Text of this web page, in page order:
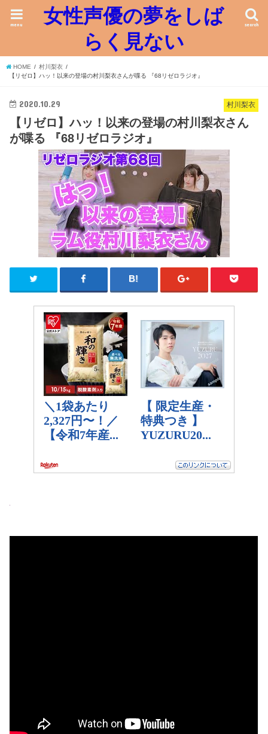
女性声優の夢をしば
らく見ない
search
menu
HOME
村川梨衣
【リゼロ】ハッ！以来の登場の村川梨衣さんが喋る 『68リゼロラジオ』
村川梨衣
2020.10.29
【リゼロ】ハッ！以来の登場の村川梨衣さん
が喋る 『68リゼロラジオ』